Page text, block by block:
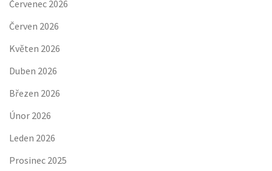
Červenec 2026
Červen 2026
Květen 2026
Duben 2026
Březen 2026
Únor 2026
Leden 2026
Prosinec 2025